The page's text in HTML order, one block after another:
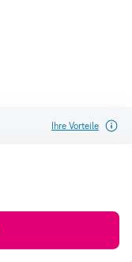
Ihre Vorteile